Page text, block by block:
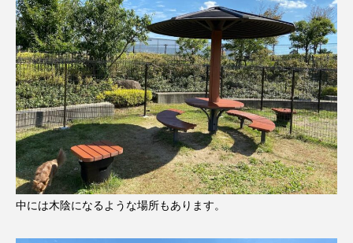
中には木陰になるような場所もあります。